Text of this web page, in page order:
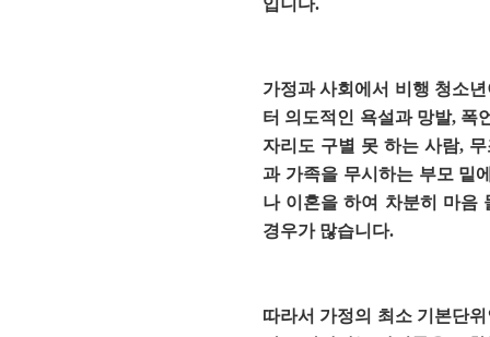
입니다.
가정과 사회에서 비행 청소
터 의도적인 욕설과 망발, 폭
자리도 구별 못 하는 사람,
과 가족을 무시하는 부모 밑
나 이혼을 하여 차분히 마음
경우가 많습니다.
따라서 가정의 최소 기본단